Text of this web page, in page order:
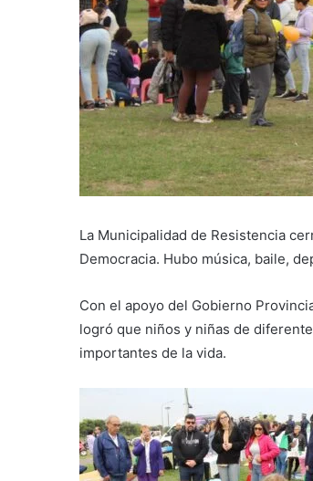
La Municipalidad de Resistencia
Democracia. Hubo música, baile,
Con el apoyo del Gobierno
logró que niños y niñas de
importantes de la vida.